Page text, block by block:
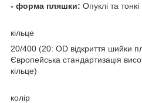
- форма пляшки: Опуклі та тонкі
кільце
20/400 (20: OD відкриття шийки
Європейська стандартизація
кільце)
колір